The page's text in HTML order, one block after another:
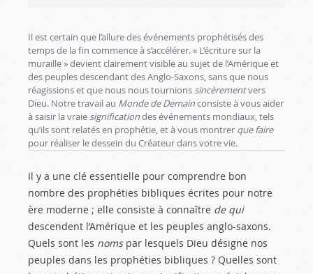
Il est certain que l’allure des événements prophétisés des
temps de la fin commence à s’accélérer. « L’écriture sur la
muraille » devient clairement visible au sujet de l’Amérique et
des peuples descendant des Anglo-Saxons, sans que nous
réagissions et que nous nous tournions sincèrementvers
Dieu. Notre travail au Monde de Demainconsiste à vous aider
à saisir la vraie significationdes événements mondiaux, tels
qu’ils sont relatés en prophétie, et à vous montrer que faire
pour réaliser le dessein du Créateur dans votre vie.
Il y a une clé essentielle pour comprendre bon
nombre des prophéties bibliques écrites pour notre
ère moderne ; elle consiste à connaître de qui
descendent l’Amérique et les peuples anglo-saxons.
Quels sont les nomspar lesquels Dieu désigne nos
peuples dans les prophéties bibliques ? Quelles sont